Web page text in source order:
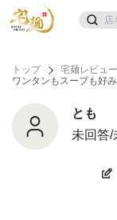
トップ 宅麺レビュー
ワンタンもスープも好み
とも
未回答/